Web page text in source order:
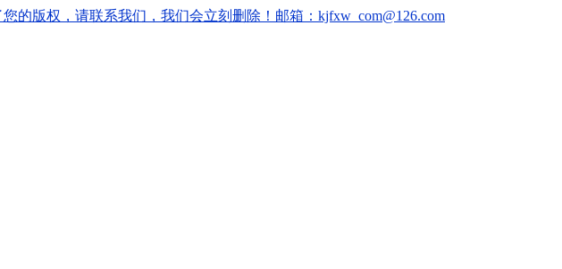
的版权，请联系我们，我们会立刻删除！邮箱：kjfxw_com@126.com